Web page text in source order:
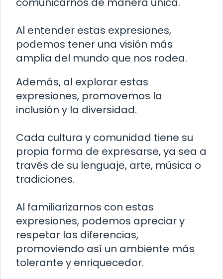
Al entender estas expresiones,
podemos tener una visión más
amplia del mundo que nos rodea.
Además, al explorar estas
expresiones, promovemos la
inclusión y la diversidad.
Cada cultura y comunidad tiene su
propia forma de expresarse, ya sea a
través de su lenguaje, arte, música o
tradiciones.
Al familiarizarnos con estas
expresiones, podemos apreciar y
respetar las diferencias,
promoviendo así un ambiente más
tolerante y enriquecedor.